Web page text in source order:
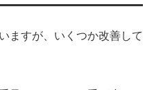
ますが、いくつか改善して